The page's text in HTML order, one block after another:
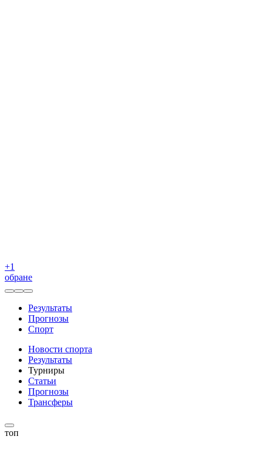
+1
обране
Результаты
Прогнозы
Спорт
Новости спорта
Результаты
Турниры
Статьи
Прогнозы
Трансферы
топ